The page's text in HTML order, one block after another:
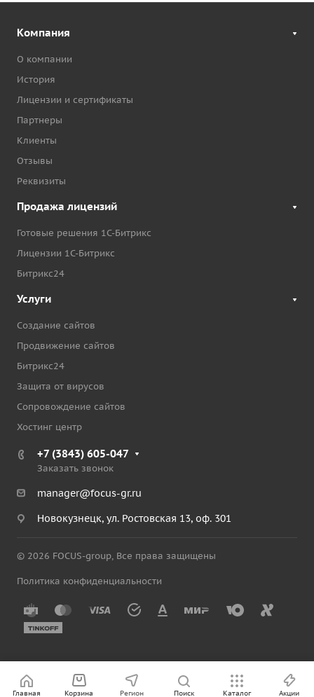
Компания
О компании
История
Лицензии и сертификаты
Партнеры
Клиенты
Отзывы
Реквизиты
Продажа лицензий
Готовые решения 1С-Битрикс
Лицензии 1С-Битрикс
Битрикс24
Услуги
Создание сайтов
Продвижение сайтов
Битрикс24
Защита от вирусов
Сопровождение сайтов
Хостинг центр
+7 (3843) 605-047
Заказать звонок
manager@focus-gr.ru
Новокузнецк, ул. Ростовская 13, оф. 301
© 2026 FOCUS-group, Все права защищены
Политика конфиденциальности
Главная Корзина Регион Поиск Каталог Акции